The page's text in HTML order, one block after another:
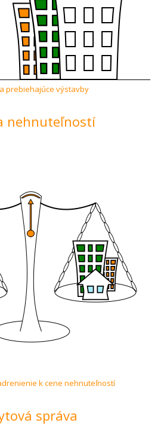
prebiehajúce výstavby
nehnuteľností
k cene nehnuteľností
správa